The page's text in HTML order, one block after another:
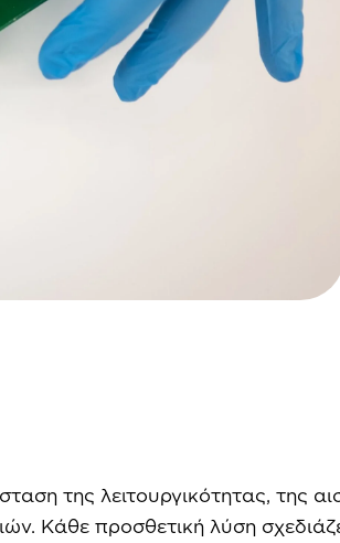
της λειτουργικότητας, της
Κάθε προσθετική λύση